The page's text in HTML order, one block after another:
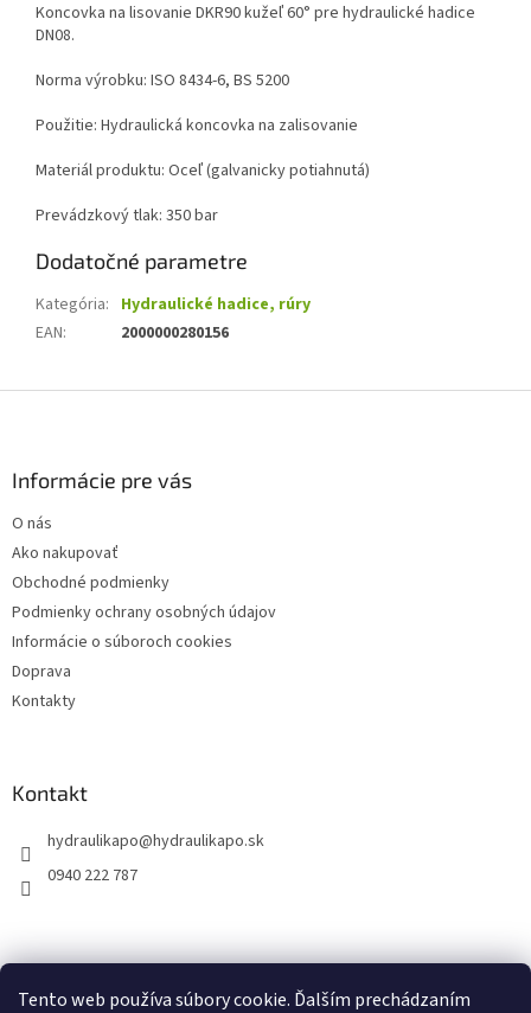
Tento web používa súbory cookie. Ďalším prechádzaním
Koncovka na lisovanie DKR90 kužeľ 60° pre hydraulické hadice
DN08.
Norma výrobku: ISO 8434-6, BS 5200
Použitie: Hydraulická koncovka na zalisovanie
Materiál produktu: Oceľ (galvanicky potiahnutá)
Prevádzkový tlak: 350 bar
Dodatočné parametre
Kategória: Hydraulické hadice, rúry
EAN: 2000000280156
Informácie pre vás
O nás
Ako nakupovať
Obchodné podmienky
Podmienky ochrany osobných údajov
Informácie o súboroch cookies
Doprava
Kontakty
Kontakt
hydraulikapo@hydraulikapo.sk
0940 222 787